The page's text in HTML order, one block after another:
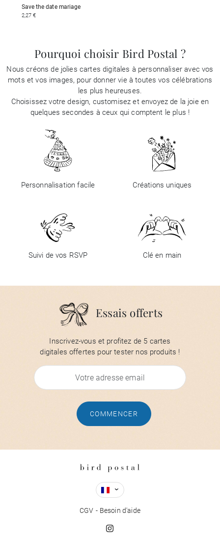
Save the date mariage
2,27 €
Pourquoi choisir Bird Postal ?
Nous créons de jolies cartes digitales à personnaliser avec vos
mots et vos images, pour donner vie à toutes vos célébrations
les plus heureuses.
Choisissez votre design, customisez et envoyez de la joie en
quelques secondes à ceux qui comptent le plus !
Personnalisation facile Créations uniques
Suivi de vos RSVP Clé en main
Essais offerts
Inscrivez-vous et profitez de 5 cartes
digitales offertes pour tester nos produits !
COMMENCER
CGV Besoin d'aide